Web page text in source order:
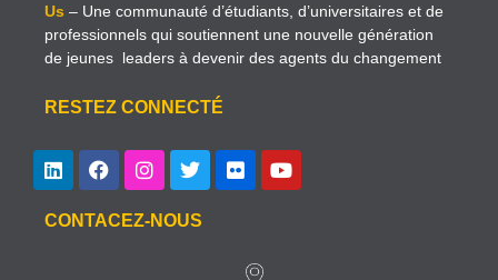
Us – Une communauté d’étudiants, d’universitaires et de
professionnels qui soutiennent une nouvelle génération
de jeunes leaders à devenir des agents du changement
RESTEZ CONNECTÉ
CONTACEZ-NOUS